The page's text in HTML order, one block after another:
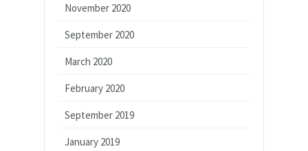
November 2020
September 2020
March 2020
February 2020
September 2019
January 2019